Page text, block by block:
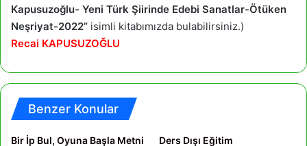
Kapusuzoğlu- Yeni Türk Şiirinde Edebi Sanatlar-Ötüken
Neşriyat-2022” isimli kitabımızda bulabilirsiniz.)
Recai KAPUSUZOĞLU
Benzer Konular
Bir İp Bul, Oyuna Başla Metni
Ders Dışı Eğitim